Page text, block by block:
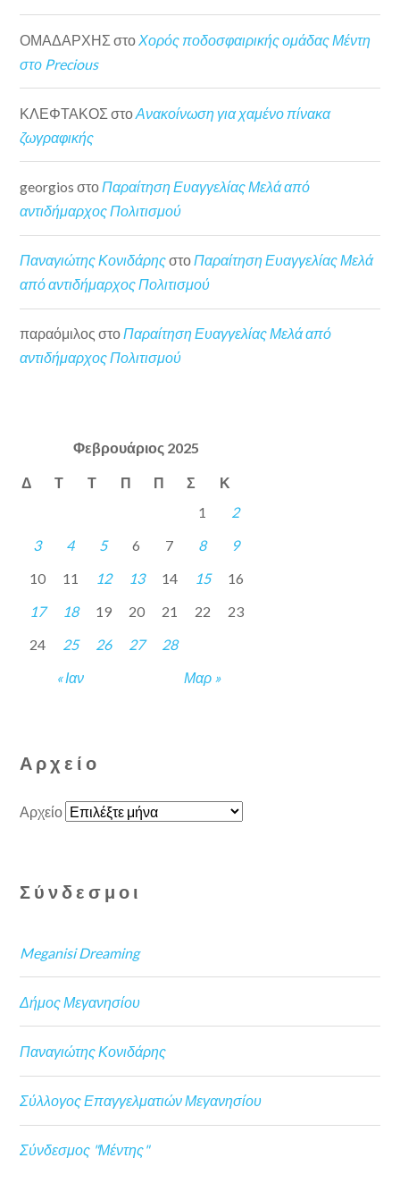
ΟΜΑΔΑΡΧΗΣ στο Χορός ποδοσφαιρικής ομάδας Μέντη
στο Precious
ΚΛΕΦΤΑΚΟΣ στοΑνακοίνωση για χαμένο πίνακα
ζωγραφικής
georgios στοΠαραίτηση Ευαγγελίας Μελά από
αντιδήμαρχος Πολιτισμού
Παναγιώτης ΚονιδάρηςστοΠαραίτηση Ευαγγελίας Μελά
από αντιδήμαρχος Πολιτισμού
παραόμιλος στοΠαραίτηση Ευαγγελίας Μελά από
αντιδήμαρχος Πολιτισμού
Φεβρουάριος 2025
Δ Τ Τ Π Π Σ Κ
« Ιαν Μαρ »
1
2
3
4 5 6 7 8
9
10
11 12 13 14 15
16
17
18 19 20 21 22
23
24
25 26 27 28
Αρχείο
Αρχείο
Σύνδεσμοι
Meganisi Dreaming
Δήμος Μεγανησίου
Παναγιώτης Κονιδάρης
Σύλλογος Επαγγελματιών Μεγανησίου
Σύνδεσμος "Μέντης"